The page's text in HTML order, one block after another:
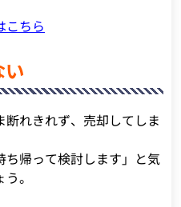
こちら
れきれず、売却してしま
帰って検討します」と気
。